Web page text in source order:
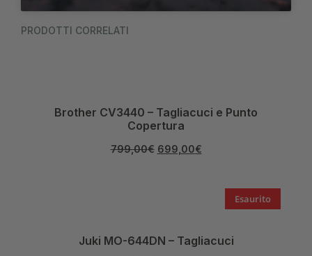
PRODOTTI CORRELATI
Brother CV3440 – Tagliacuci e Punto
Copertura
799,00€ 699,00€
Esaurito
Juki MO-644DN – Tagliacuci